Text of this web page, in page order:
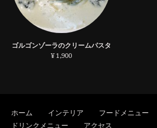
ゴルゴンゾーラのクリームパスタ
¥ 1,900
ホーム インテリア
フードメニュー
ドリンクメニュー
アクセス